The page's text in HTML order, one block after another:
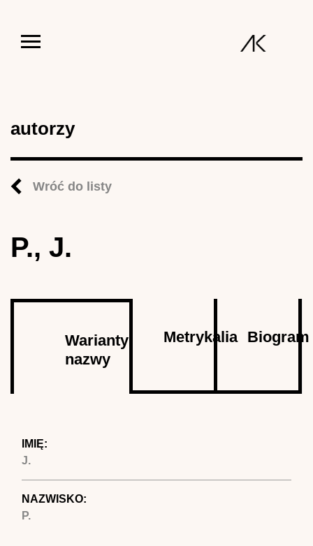
autorzy
Wróć do listy
P., J.
Warianty
nazwy
Metrykalia Biogram
IMIĘ:
J.
NAZWISKO:
P.